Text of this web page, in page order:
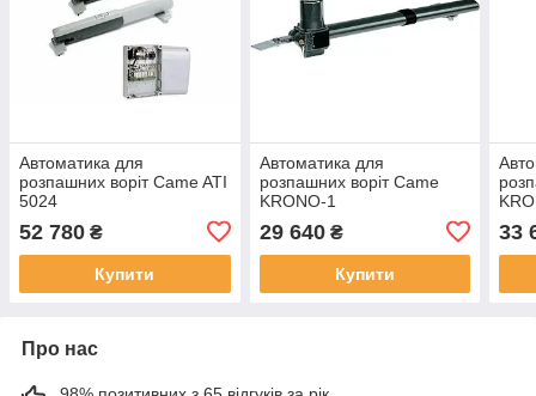
Автоматика для
розпашних воріт Came ATI
5024
52 780 ₴
Купити
Автоматика для
розпашних воріт Came
KRONO-1
29 640₴
Купити
33
Про нас